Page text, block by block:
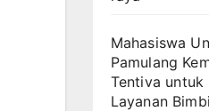
Mahasiswa
Pamulang
Tentiva untuk
Layanan